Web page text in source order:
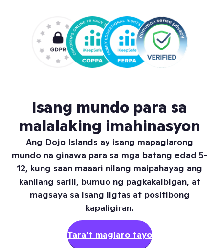
Isang mundo para sa
malalaking imahinasyon
Ang Dojo Islands ay isang mapaglarong
mundo na ginawa para sa mga batang edad 5-
12, kung saan maaari nilang maipahayag ang
kanilang sarili, bumuo ng pagkakaibigan, at
magsaya sa isang ligtas at positibong
kapaligiran.
Tara't maglaro tayo